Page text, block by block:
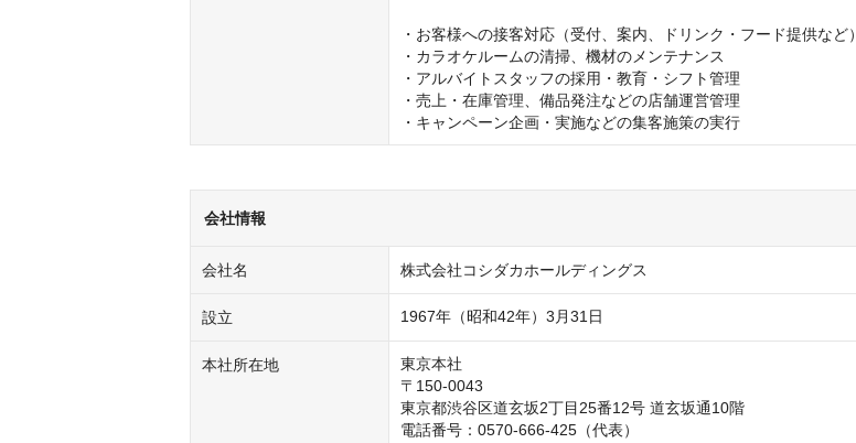
・お客様への接客対応（受付、案内、ドリンク・フード提供など）
・カラオケルームの清掃、機材のメンテナンス
・アルバイトスタッフの採用・教育・シフト管理
・売上・在庫管理、備品発注などの店舗運営管理
・キャンペーン企画・実施などの集客施策の実行
会社情報
会社名 株式会社コシダカホールディングス
設立 1967年（昭和42年）3月31日
本社所在地
東京本社
〒150-0043
東京都渋谷区道玄坂2丁目25番12号 道玄坂通10階
電話番号：0570-666-425（代表）